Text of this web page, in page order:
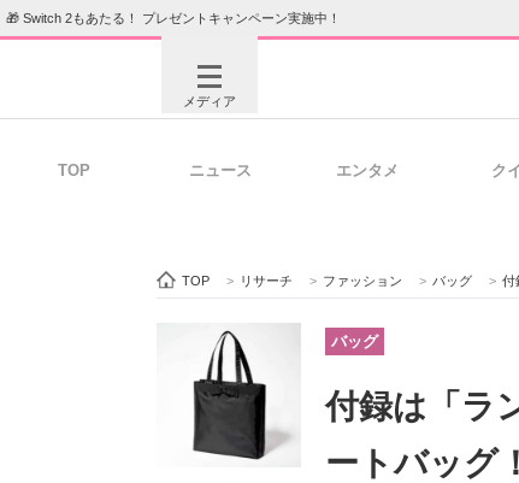
🎁 Switch 2もあたる！ プレゼントキャンペーン実施中！
メディア
ビジネスと働き方のヒント
ITエンジニア向け専門サイト
TOP ニュース エンタメ ク
TOP > リサーチ > ファッション > バッグ > 付
バッグ
付録は「ラ
ートバッグ